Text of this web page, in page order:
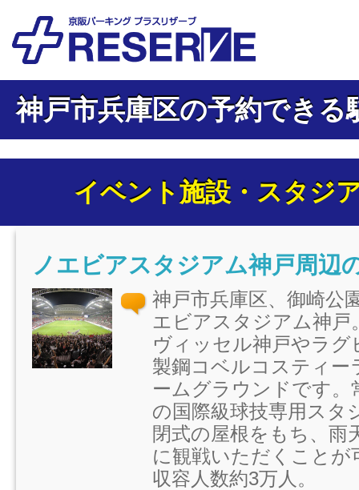
神戸市兵庫区の予約できる
イベント施設・スタジ
ノエビアスタジアム神戸周辺
神戸市兵庫区、御崎公
エビアスタジアム神戸
ヴィッセル神戸やラグ
製鋼コベルコスティー
ームグラウンドです。
の国際級球技専用スタ
閉式の屋根をもち、雨
に観戦いただくことが
収容人数約3万人。